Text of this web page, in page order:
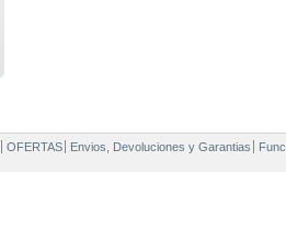
OFERTAS Envios, Devoluciones y Garantias